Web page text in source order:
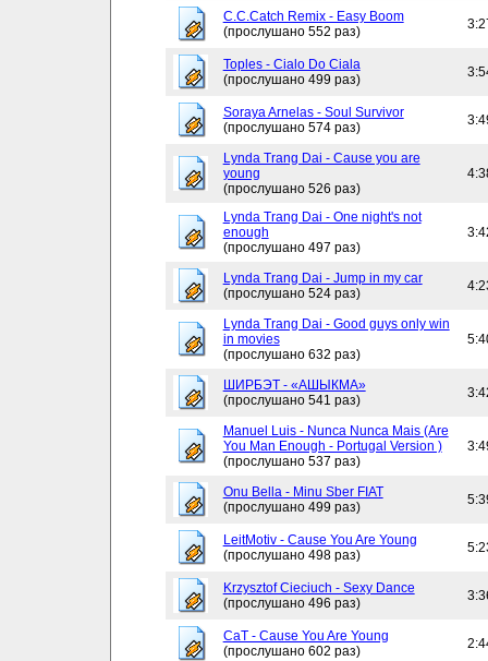
C.C.Catch Remix - Easy Boom
(прослушано 552 раз)
Toples - Cialo Do Ciala
(прослушано 499 раз)
Soraya Arnelas - Soul Survivor
(прослушано 574 раз)
Lynda Trang Dai - Cause you are
young
(прослушано 526 раз)
Lynda Trang Dai - One night's not
enough
(прослушано 497 раз)
Lynda Trang Dai - Jump in my car
(прослушано 524 раз)
Lynda Trang Dai - Good guys only win
in movies
(прослушано 632 раз)
ШИРБЭТ - «АШЫКМА»
(прослушано 541 раз)
Manuel Luis - Nunca Nunca Mais (Are
You Man Enough - Portugal Version )
(прослушано 537 раз)
Onu Bella - Minu Sber FIAT
(прослушано 499 раз)
LeitMotiv - Cause You Are Young
(прослушано 498 раз)
Krzysztof Cieciuch - Sexy Dance
(прослушано 496 раз)
CaT - Cause You Are Young
(прослушано 602 раз)